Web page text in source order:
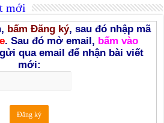
mới
bấm Đăng ký, sau đó nhập mã
. Sau đó mở email, bấm vào
qua email để nhận bài viết
mới: